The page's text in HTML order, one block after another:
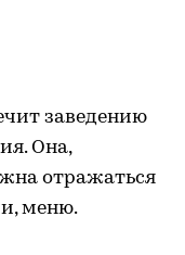
заведению
Она,
отражаться
меню.